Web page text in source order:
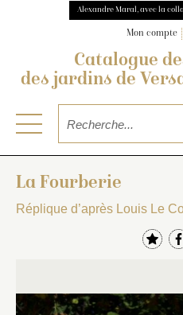
Alexandre Maral, avec la
Mon compte
Catalogue
des jardins de
La Fourberie
Réplique d’après Louis Le